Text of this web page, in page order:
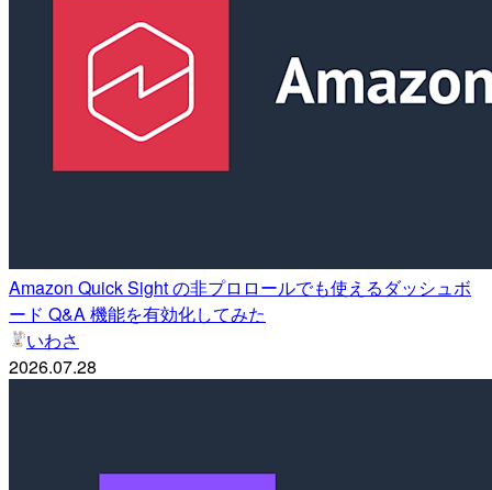
Amazon Quick Sight の非プロロールでも使えるダッシュボ
ード Q&A 機能を有効化してみた
いわさ
2026.07.28